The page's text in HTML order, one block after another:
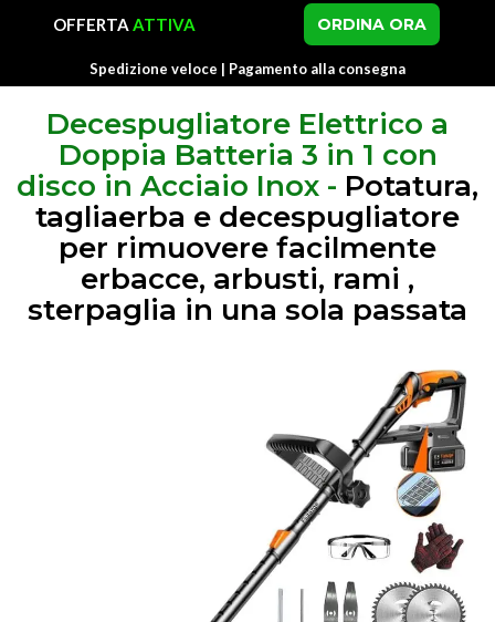
OFFERTA ATTIVA ORDINA ORA
Spedizione veloce | Pagamento alla consegna
Decespugliatore Elettrico a
Doppia Batteria 3 in 1 con
disco in Acciaio Inox - Potatura,
tagliaerba e decespugliatore
per rimuovere facilmente
erbacce, arbusti, rami ,
sterpaglia in una sola passata